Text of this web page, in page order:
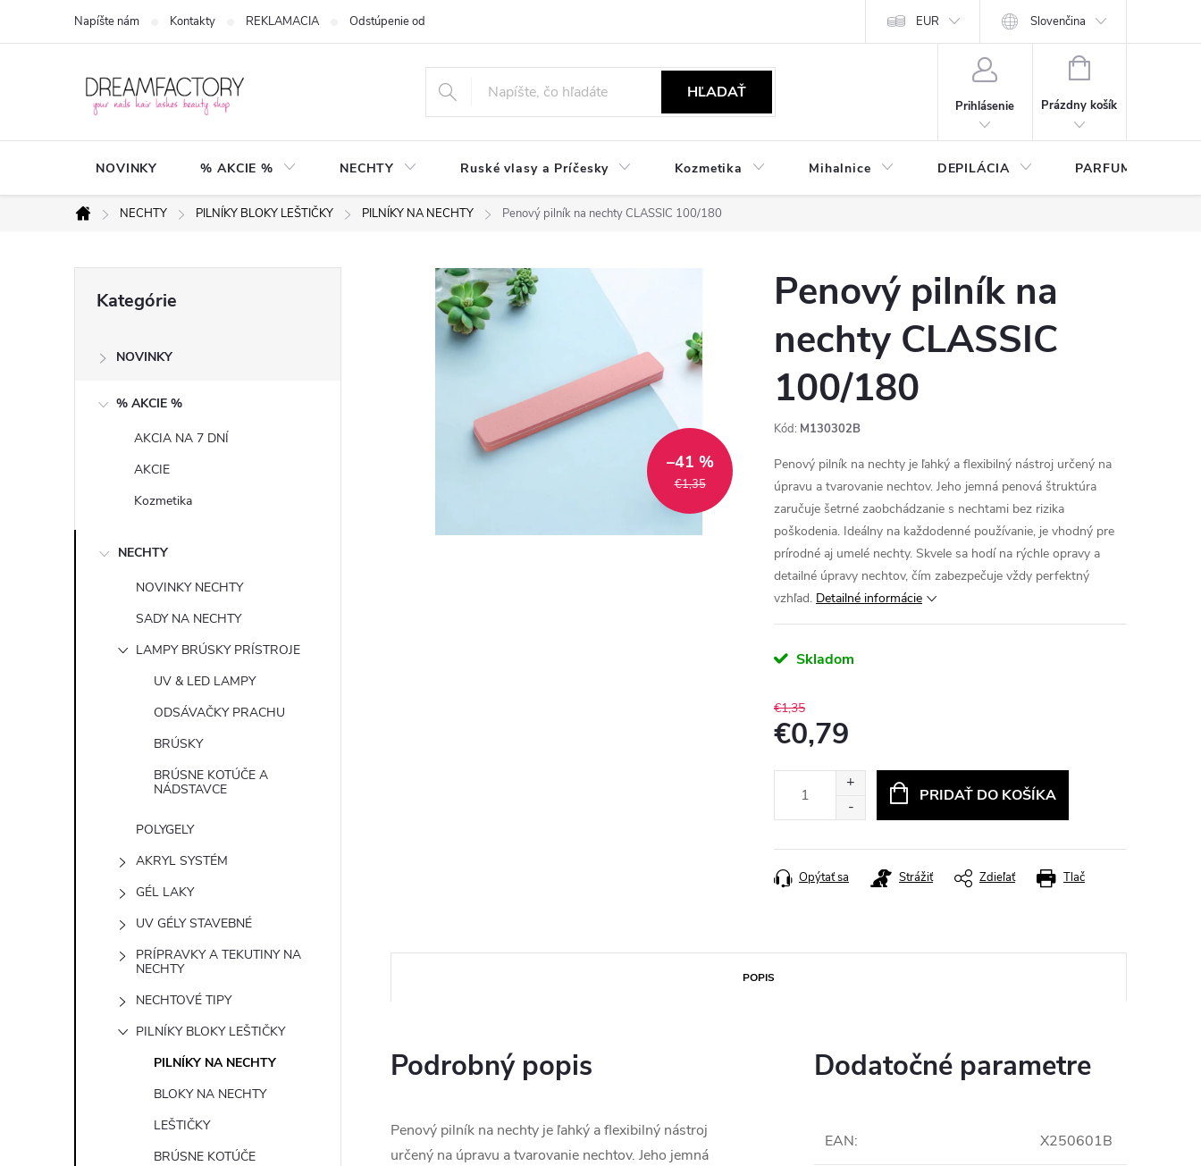
Napíšte nám Kontakty REKLAMACIA Odstúpenie od zmluvy Podmienky ochrany osobných údajov EUR Slovenčina
HĽADAŤ
Prihlásenie
NÁKUPNÝ
Prázdny košík
NOVINKY % AKCIE % NECHTY Ruské vlasy a Príčesky Kozmetika Mihalnice DEPILÁCIA PARFUMY
Domov
NECHTY PILNÍKY BLOKY LEŠTIČKY PILNÍKY NA NECHTY Penový pilník na nechty CLASSIC 100/180
kategórie
Kategórie
NOVINKY
% AKCIE %
AKCIA NA 7 DNÍ
AKCIE
Kozmetika
NECHTY
NOVINKY NECHTY
SADY NA NECHTY
LAMPY BRÚSKY PRÍSTROJE
UV & LED LAMPY
ODSÁVAČKY PRACHU
BRÚSKY
BRÚSNE KOTÚČE A
NÁDSTAVCE
POLYGELY
AKRYL SYSTÉM
GÉL LAKY
UV GÉLY STAVEBNÉ
PRÍPRAVKY A TEKUTINY NA
NECHTY
NECHTOVÉ TIPY
PILNÍKY BLOKY LEŠTIČKY
PILNÍKY NA NECHTY
BLOKY NA NECHTY
LEŠTIČKY
BRÚSNE KOTÚČE
€1,35
–41 %
Penový pilník na
nechty CLASSIC
100/180
Kód: M130302B
Penový pilník na nechty je ľahký a flexibilný nástroj určený na
úpravu a tvarovanie nechtov. Jeho jemná penová štruktúra
zaručuje šetrné zaobchádzanie s nechtami bez rizika
poškodenia. Ideálny na každodenné používanie, je vhodný pre
prírodné aj umelé nechty. Skvele sa hodí na rýchle opravy a
detailné úpravy nechtov, čím zabezpečuje vždy perfektný
vzhľad. Detailné informácie
Skladom
€1,35
€0,79
PRIDAŤ DO KOŠÍKA
Tlač
Opýtať sa Strážiť Zdieľať
POPIS
Podrobný popis
Penový pilník na nechty je ľahký a flexibilný nástroj
určený na úpravu a tvarovanie nechtov. Jeho jemná
Dodatočné parametre
EAN: X250601B